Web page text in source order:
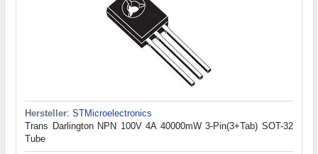
Hersteller: STMicroelectronics
Trans Darlington NPN 100V 4A 40000mW 3-Pin(3+Tab) SOT-32
Tube